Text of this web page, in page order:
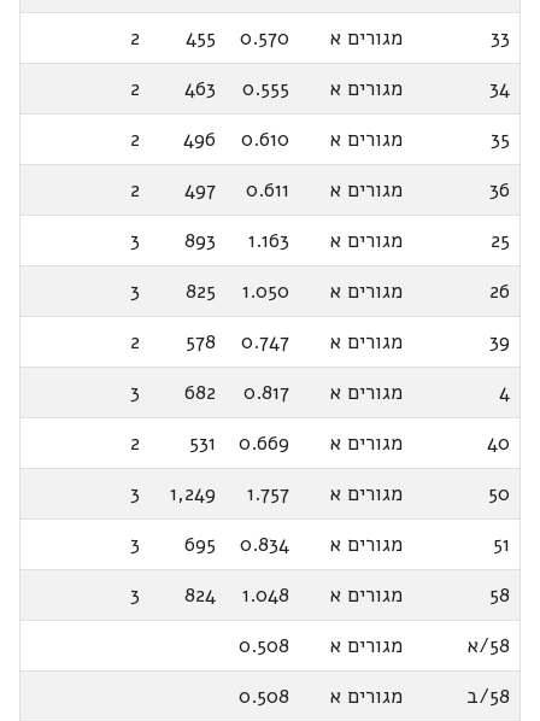
33
מגורים א 0.570
455
2
34
מגורים א 0.555
463
2
35
מגורים א 0.610
496
2
36
מגורים א 0.611
497
2
25
מגורים א 1.163
893
3
26
מגורים א 1.050
825
3
39
מגורים א 0.747
578
2
4
מגורים א 0.817
682
3
40
מגורים א 0.669
531
2
50
מגורים א 1.757
1,249
3
51
מגורים א 0.834
695
3
58
מגורים א 1.048
824
3
58/א
מגורים א
0.508
58/ב
מגורים א
0.508